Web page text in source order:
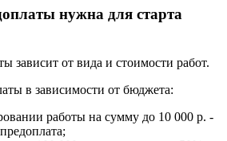
нужна для старта
зависит от вида и стоимости работ.
в зависимости от бюджета:
работы на сумму до 10 000 р. -